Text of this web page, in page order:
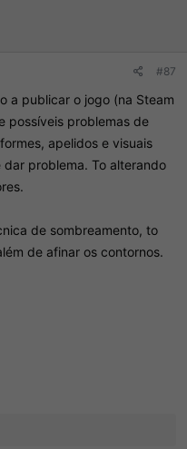
#87
a publicar o jogo (na Steam
possíveis problemas de
apelidos e visuais
problema. To alterando
de sombreamento, to
de afinar os contornos.